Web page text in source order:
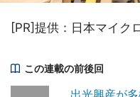
[PR]提供：日本マイク
この連載の前後回